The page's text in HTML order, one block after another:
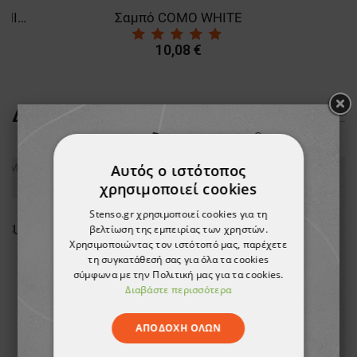
Καπέλο για τον ήλιο BONO WHITE Σαμπό COMO WHITE
10,08 €
ΔΕΊΤΕ ΠΕΡΙΣΣΌΤΕΡΑ
Αυτός ο ιστότοπος
χρησιμοποιεί cookies
Stenso.gr χρησιμοποιεί cookies για τη
βελτίωση της εμπειρίας των χρηστών.
Χρησιμοποιώντας τον ιστότοπό μας, παρέχετε
τη συγκατάθεσή σας για όλα τα cookies
σύμφωνα με την Πολιτική μας για τα cookies.
Διαβάστε περισσότερα
ΑΠΟΔΟΧΉ ΌΛΩΝ